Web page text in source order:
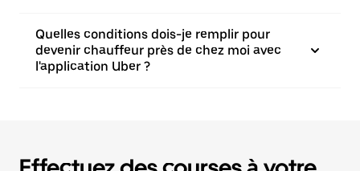
Quelles conditions dois-je remplir pour
devenir chauffeur près de chez moi avec
l'application Uber ?